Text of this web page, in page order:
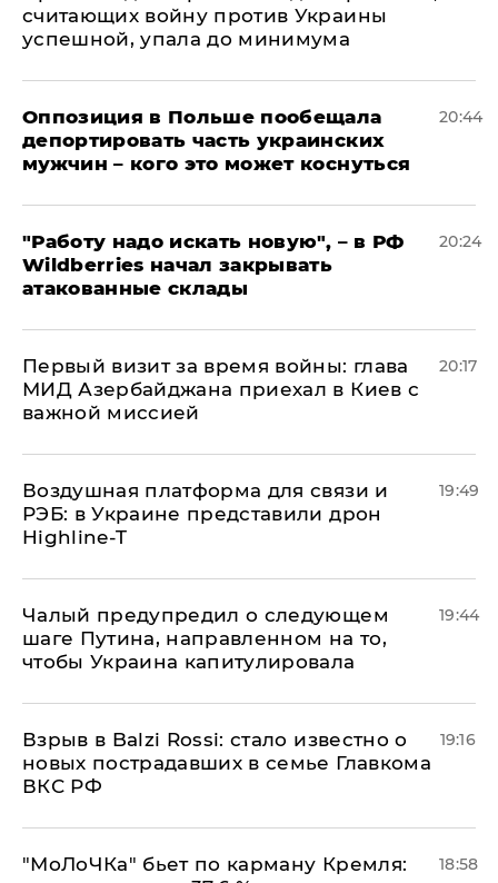
считающих войну против Украины
успешной, упала до минимума
Оппозиция в Польше пообещала
депортировать часть украинских
мужчин – кого это может коснуться
20:44
"Работу надо искать новую", – в РФ
Wildberries начал закрывать
атакованные склады
20:24
Первый визит за время войны: глава
МИД Азербайджана приехал в Киев с
важной миссией
20:17
Воздушная платформа для связи и
РЭБ: в Украине представили дрон
Highline-T
19:49
Чалый предупредил о следующем
шаге Путина, направленном на то,
чтобы Украина капитулировала
19:44
Взрыв в Balzi Rossi: стало известно о
новых пострадавших в семье Главкома
ВКС РФ
19:16
​"МоЛоЧКа" бьет по карману Кремля:
18:58